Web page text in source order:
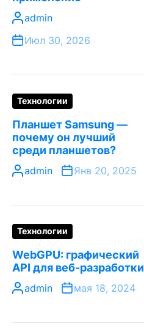
admin
Июл 30, 2026
Технологии
Планшет Samsung —
почему он лучший
среди планшетов?
admin Янв 20, 2025
Технологии
WebGPU: графический
API для веб-разработки
admin мая 18, 2024